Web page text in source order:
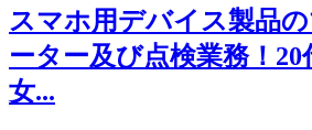
スマホ用デバイス製品
ーター及び点検業務！20
女...